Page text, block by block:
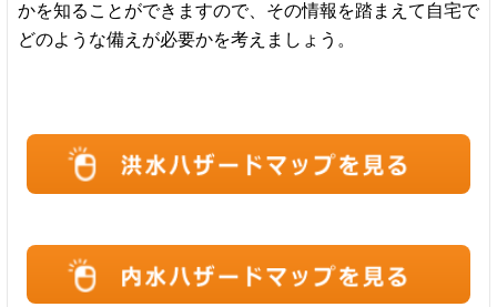
かを知ることができますので、その情報を踏まえて自宅で
どのような備えが必要かを考えましょう。